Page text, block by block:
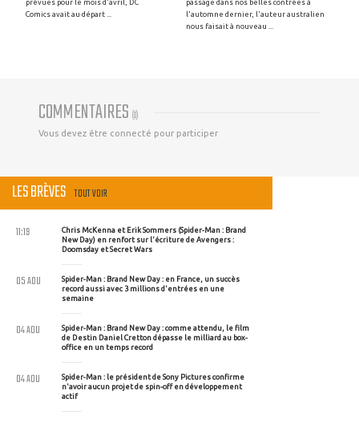
prévues pour le mois d'avril, DC
Comics avait au départ ...
passage dans nos belles contrées à
l'automne dernier, l'auteur australien
nous faisait à nouveau ...
COMMENTAIRES (0)
Vous devez être connecté pour participer
LES BRÈVES TOUT VOIR
Chris McKenna et Erik Sommers (Spider-Man : Brand
New Day) en renfort sur l'écriture de Avengers :
Doomsday et Secret Wars
11:19
Spider-Man : Brand New Day : en France, un succès
record aussi avec 3 millions d'entrées en une
semaine
05 AOU
Spider-Man : Brand New Day : comme attendu, le film
de Destin Daniel Cretton dépasse le milliard au box-
office en un temps record
04 AOU
Spider-Man : le président de Sony Pictures confirme
n'avoir aucun projet de spin-off en développement
actif
04 AOU